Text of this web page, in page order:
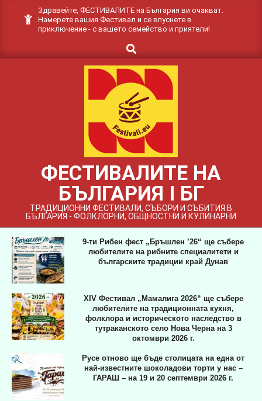
Здравейте, ФЕСТИВАЛИТЕ на България ви очакват.
Намерете вашия Фестивал и се впуснете в
приключение - с вашето семейство и приятели!
Search
ФЕСТИВАЛИТЕ НА
БЪЛГАРИЯ I БГ
ТРАДИЦИОННИ ФЕСТИВАЛИ, СЪБОРИ И СЪБИТИЯ В
БЪЛГАРИЯ - ФОЛКЛОРНИ, ОБЩНОСТНИ И КУЛИНАРНИ
9-ти Рибен фест „Бръшлен ’26“ ще събере
любителите на рибните специалитети и
българските традиции край Дунав
XIV Фестивал „Мамалига 2026“ ще събере
любителите на традиционната кухня,
фолклора и историческото наследство в
тутраканското село Нова Черна на 3
октомври 2026 г.
Русе отново ще бъде столицата на една от
най-известните шоколадови торти у нас –
ГАРАШ – на 19 и 20 септември 2026 г.